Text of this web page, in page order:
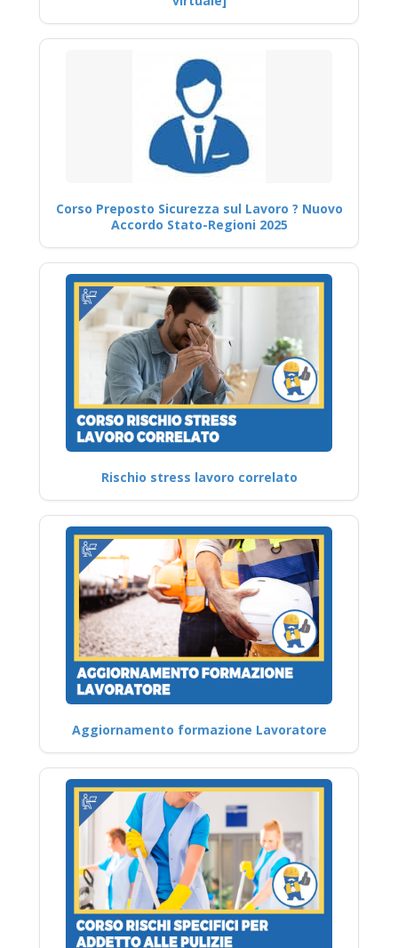
Corso Preposto Sicurezza sul Lavoro ? Nuovo
Accordo Stato-Regioni 2025
Rischio stress lavoro correlato
Aggiornamento formazione Lavoratore